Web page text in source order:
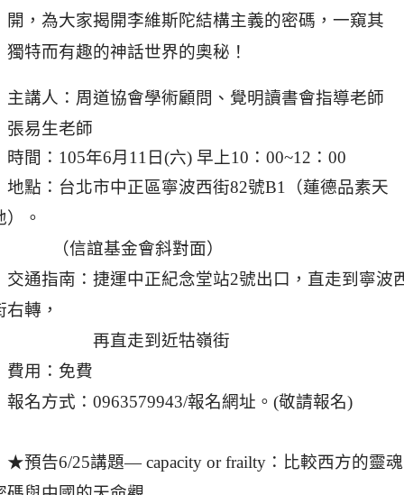
開，為大家揭開李維斯陀結構主義的密碼，一窺其
獨特而有趣的神話世界的奧秘！
主講人：周道協會學術顧問、覺明讀書會指導老師
張易生老師
時間：105年6月11日(六) 早上10：00~12：00
地點：台北市中正區寧波西街82號B1（蓮德品素天
）。
（信誼基金會斜對面）
交通指南：捷運中正紀念堂站2號出口，直走到寧波
右轉，
再直走到近牯嶺街
費用：免費
報名方式：0963579943/報名網址。 (敬請報名)
★預告6/25講題— capacity or frailty：比較西方的靈魂